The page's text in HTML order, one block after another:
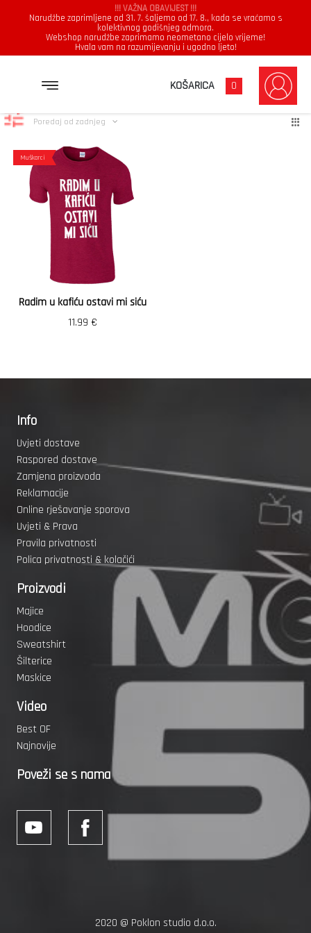
!!! VAŽNA OBAVIJEST !!!
Narudžbe zaprimljene od 31. 7. šaljemo od 17. 8., kada se vraćamo s
kolektivnog godišnjeg odmora.
Webshop narudžbe zaprimamo neometano cijelo vrijeme!
Hvala vam na razumijevanju i ugodno ljeto!
KOŠARICA 0
sića Prikazuje se jedan rezultat
Poredaj od zadnjeg
Muškarci
Radim u kafiću ostavi mi siću
11.99 €
Info
Uvjeti dostave
Raspored dostave
Zamjena proizvoda
Reklamacije
Online rješavanje sporova
Uvjeti & Prava
Pravila privatnosti
Polica privatnosti & kolačići
Proizvodi
Majice
Hoodice
Sweatshirt
Šilterice
Maskice
Video
Best OF
Najnovije
Poveži se s nama
2020 @ Poklon studio d.o.o.